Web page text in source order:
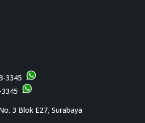
3345
3 Blok E27, Surabaya